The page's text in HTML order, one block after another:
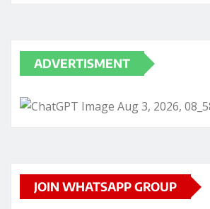
ADVERTISMENT
JOIN WHATSAPP GROUP